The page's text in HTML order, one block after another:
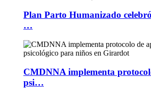
Plan Parto Humanizado
…
CMDNNA implementa
psi…